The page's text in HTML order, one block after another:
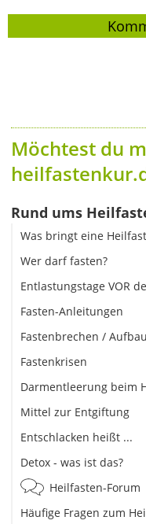
Möchtest du
Rund ums
Was bringt eine
Wer darf fasten?
Entlastungstage VOR
Fasten-Anleitungen
Fastenbrechen /
Fastenkrisen
Darmentleerung beim
Mittel zur Entgiftung
Entschlacken heißt ...
Detox - was ist das?
Heilfasten-Forum
Häufige Fragen zum